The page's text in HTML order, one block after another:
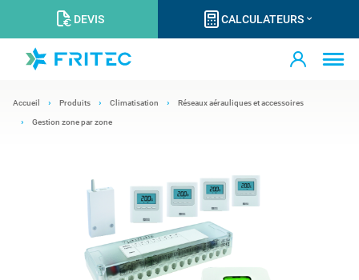
DEVIS CALCULATEURS
Accueil Produits Climatisation Réseaux aérauliques et accessoires
Gestion zone par zone